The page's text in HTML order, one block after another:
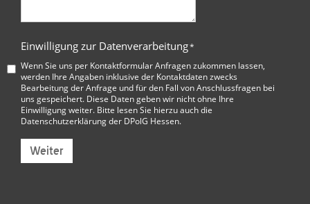
Einwilligung zur Datenverarbeitung*
Wenn Sie uns per Kontaktformular Anfragen zukommen lassen,
werden Ihre Angaben inklusive der Kontaktdaten zwecks
Bearbeitung der Anfrage und für den Fall von Anschlussfragen bei
uns gespeichert. Diese Daten geben wir nicht ohne Ihre
Einwilligung weiter. Bitte lesen Sie hierzu auch die
Datenschutzerklärung der DPolG Hessen.
Weiter